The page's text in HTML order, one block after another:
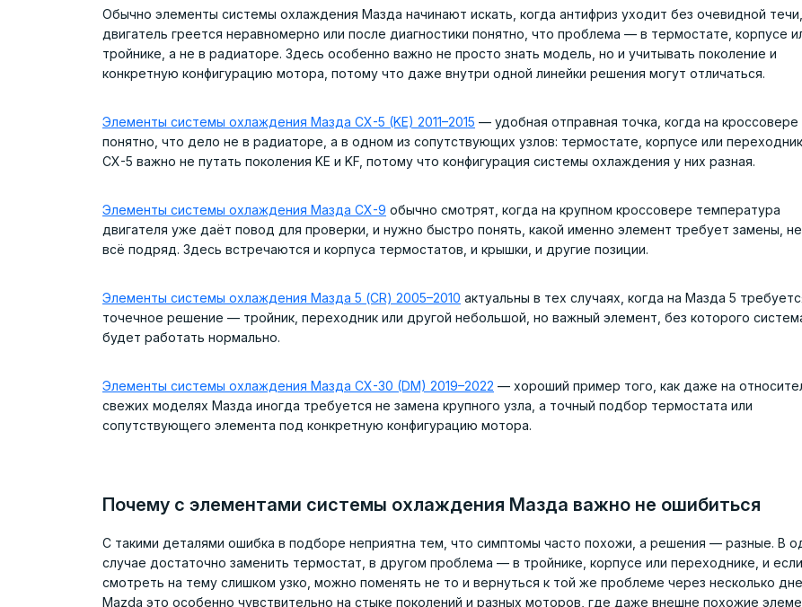
Обычно элементы системы охлаждения Мазда начинают искать, когда антифриз уходит без очевидной течи,
двигатель греется неравномерно или после диагностики понятно, что проблема — в термостате, корпусе
тройнике, а не в радиаторе. Здесь особенно важно не просто знать модель, но и учитывать поколение и
конкретную конфигурацию мотора, потому что даже внутри одной линейки решения могут отличаться.
Элементы системы охлаждения Мазда CX-5 (KE) 2011–2015 — удобная отправная точка, когда на
понятно, что дело не в радиаторе, а в одном из сопутствующих узлов: термостате, корпусе или
CX-5 важно не путать поколения KE и KF, потому что конфигурация системы охлаждения у них разная.
Элементы системы охлаждения Мазда CX-9 обычно смотрят, когда на крупном кроссовере температура
двигателя уже даёт повод для проверки, и нужно быстро понять, какой именно элемент требует замены,
всё подряд. Здесь встречаются и корпуса термостатов, и крышки, и другие позиции.
Элементы системы охлаждения Мазда 5 (CR) 2005–2010 актуальны в тех случаях, когда на Мазда 5
точечное решение — тройник, переходник или другой небольшой, но важный элемент, без которого
будет работать нормально.
Элементы системы охлаждения Мазда CX-30 (DM) 2019–2022 — хороший пример того, как даже на
свежих моделях Мазда иногда требуется не замена крупного узла, а точный подбор термостата или
сопутствующего элемента под конкретную конфигурацию мотора.
Почему с элементами системы охлаждения Мазда важно не ошибиться
С такими деталями ошибка в подборе неприятна тем, что симптомы часто похожи, а решения — разные. В
случае достаточно заменить термостат, в другом проблема — в тройнике, корпусе или переходнике, и если
смотреть на тему слишком узко, можно поменять не то и вернуться к той же проблеме через несколько
Mazda это особенно чувствительно на стыке поколений и разных моторов, где даже внешне похожие